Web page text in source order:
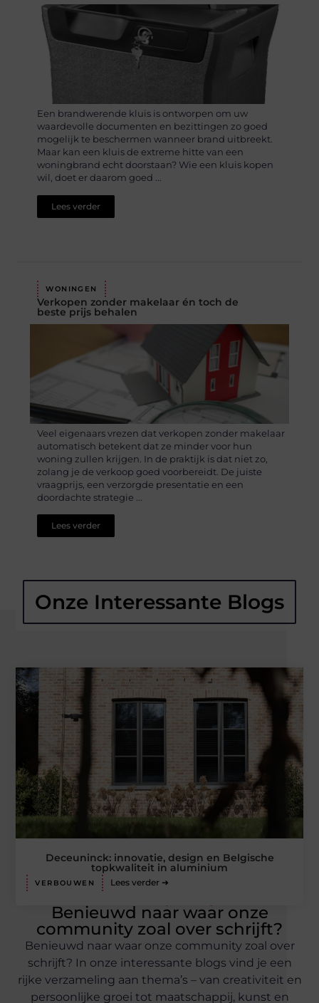
Een brandwerende kluis is ontworpen om uw
waardevolle documenten en bezittingen zo goed
mogelijk te beschermen wanneer brand uitbreekt.
Maar kan een kluis de extreme hitte van een
woningbrand echt doorstaan? Wie een kluis kopen
wil, doet er daarom goed ...
Lees verder
WONINGEN
Verkopen zonder makelaar én toch de
beste prijs behalen
Veel eigenaars vrezen dat verkopen zonder makelaar
automatisch betekent dat ze minder voor hun
woning zullen krijgen. In de praktijk is dat niet zo,
zolang je de verkoop goed voorbereidt. De juiste
vraagprijs, een verzorgde presentatie en een
doordachte strategie ...
Lees verder
Onze Interessante Blogs
Benieuwd naar waar onze
community zoal over schrijft?
Benieuwd naar waar onze community zoal over
schrijft? In onze interessante blogs vind je een
rijke verzameling aan thema’s – van creativiteit en
persoonlijke groei tot maatschappij, kunst en
Deceuninck: innovatie, design en Belgische
topkwaliteit in aluminium
VERBOUWEN Lees verder ➜